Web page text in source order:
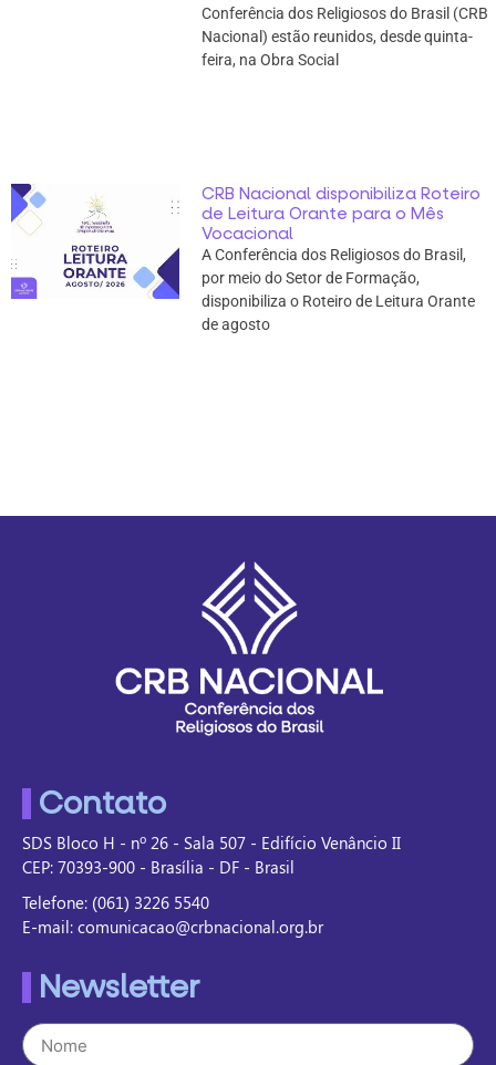
Conferência dos Religiosos do Brasil (CRB
Nacional) estão reunidos, desde quinta-
feira, na Obra Social
CRB Nacional disponibiliza Roteiro
de Leitura Orante para o Mês
Vocacional
A Conferência dos Religiosos do Brasil,
por meio do Setor de Formação,
disponibiliza o Roteiro de Leitura Orante
de agosto
Contato
SDS Bloco H - nº 26 - Sala 507 - Edifício Venâncio II
CEP: 70393-900 - Brasília - DF - Brasil
Telefone: (061) 3226 5540
E-mail: comunicacao@crbnacional.org.br
Newsletter